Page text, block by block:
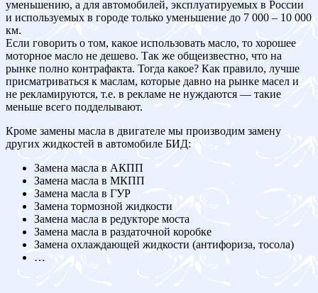
уменьшению, а для автомобилей, эксплуатируемых в России
и используемых в городе только уменьшение до 7 000 – 10 000
км.
Если говорить о том, какое использовать масло, то хорошее
моторное масло не дешево. Так же общеизвестно, что на
рынке полно контрафакта. Тогда какое? Как правило, лучше
присматриваться к маслам, которые давно на рынке масел и
не рекламируются, т.е. в рекламе не нуждаются — такие
меньше всего подделывают.
Кроме замены масла в двигателе мы производим замену
других жидкостей в автомобиле БИД:
Замена масла в АКПП
Замена масла в МКПП
Замена масла в ГУР
Замена тормозной жидкости
Замена масла в редукторе моста
Замена масла в раздаточной коробке
Замена охлаждающей жидкости (антифориза, тосола)
…